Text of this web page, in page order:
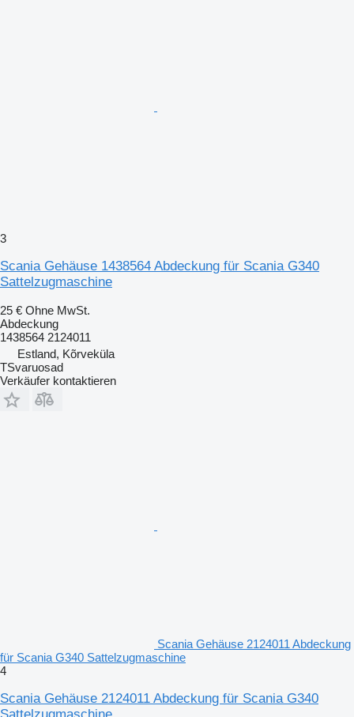
3
Scania Gehäuse 1438564 Abdeckung für Scania G340
Sattelzugmaschine
25 € Ohne MwSt.
Abdeckung
1438564 2124011
Estland, Kõrveküla
TSvaruosad
Verkäufer kontaktieren
Scania Gehäuse 2124011 Abdeckung
für Scania G340 Sattelzugmaschine
4
Scania Gehäuse 2124011 Abdeckung für Scania G340